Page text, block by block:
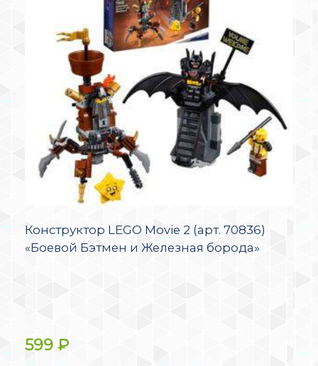
Конструктор LEGO Movie 2 (арт. 70836)
«Боевой Бэтмен и Железная борода»
599 ₽